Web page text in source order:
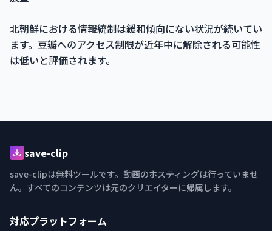
北朝鮮における情報統制は緩和傾向にない状況が続いてい
ます。豆瓣へのアクセス制限が近年中に解除される可能性
は低いと評価されます。
save-clip
save-clipは無料ツールです。動画のホスティングは行っていませ
ん。すべてのコンテンツは元のクリエイターに帰属します。
対応プラットフォーム